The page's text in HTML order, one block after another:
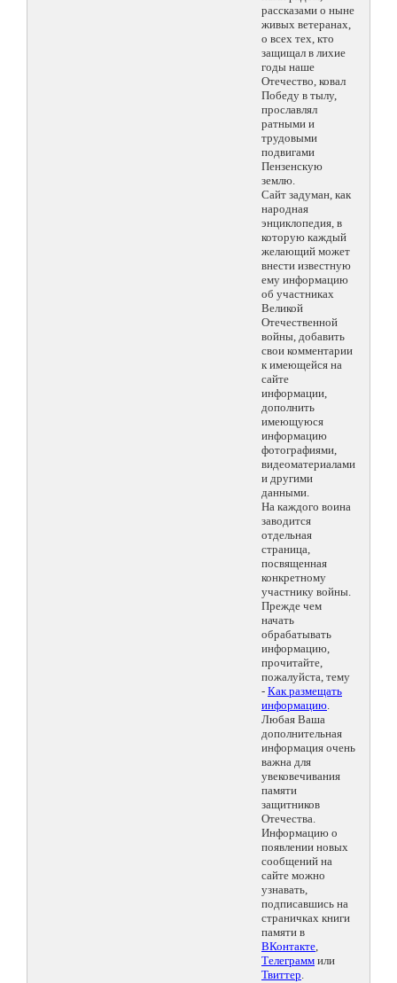
рассказами о ныне
живых ветеранах,
о всех тех, кто
защищал в лихие
годы наше
Отечество, ковал
Победу в тылу,
прославлял
ратными и
трудовыми
подвигами
Пензенскую
землю.
Сайт задуман, как
народная
энциклопедия, в
которую каждый
желающий может
внести известную
ему информацию
об участниках
Великой
Отечественной
войны, добавить
свои комментарии
к имеющейся на
сайте
информации,
дополнить
имеющуюся
информацию
фотографиями,
видеоматериалами
и другими
данными.
На каждого воина
заводится
отдельная
страница,
посвященная
конкретному
участнику войны.
Прежде чем
начать
обрабатывать
информацию,
прочитайте,
пожалуйста, тему
- Как размещать
информацию.
Любая Ваша
дополнительная
информация очень
важна для
увековечивания
памяти
защитников
Отечества.
Информацию о
появлении новых
сообщений на
сайте можно
узнавать,
подписавшись на
страничках книги
памяти в
ВКонтакте,
Телеграмм или
Твиттер.